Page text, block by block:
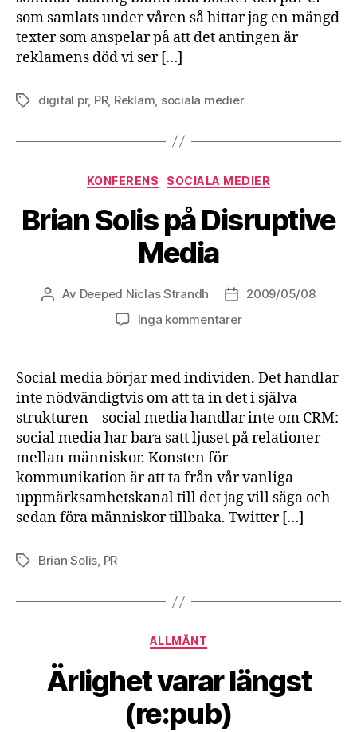
som samlats under våren så hittar jag en mängd
texter som anspelar på att det antingen är
reklamens död vi ser […]
Etiketterdigital pr, PR, Reklam sociala medier
Kategorier
KONFERENS SOCIALA MEDIER
Brian Solis på Disruptive
Media
Inläggsförfattare
Av Deeped Niclas Strandh Inläggsdatum
2009/05/08
Inga kommentarer
Social media börjar med individen. Det handlar
inte nödvändigtvis om att ta in det i själva
strukturen – social media handlar inte om CRM:
social media har bara satt ljuset på relationer
mellan människor. Konsten för
kommunikation är att ta från vår vanliga
uppmärksamhetskanal till det jag vill säga och
sedan föra människor tillbaka. Twitter […]
EtiketterBrian Solis, PR
Kategorier
ALLMÄNT
Ärlighet varar längst
(re:pub)